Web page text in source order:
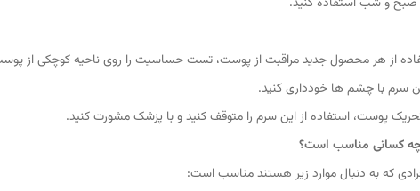
از هر محصول جدید مراقبت از پوست، تست حساسیت را روی ناحیه کوچکی از
سرم با چشم ها خودداری کنید.
پوست، استفاده از این سرم را متوقف کنید و با پزشک مشورت کنید.
کسانی مناسب است؟
که به دنبال موارد زیر هستند مناسب است: